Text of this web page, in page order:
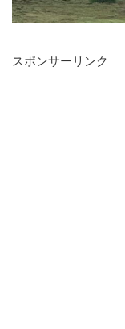
スポンサーリンク